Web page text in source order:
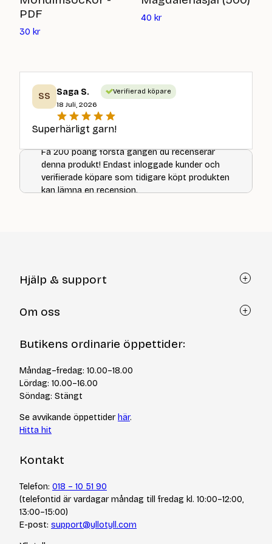
PDF
30 krDet
är:
30
kr
40 krDet
SS Saga S. Verifierad köpare
18 Juli, 2026
Superhärligt garn!
Få 200 poäng första gången du recenserar
denna produkt! Endast inloggade kunder och
verifierade köpare som tidigare köpt produkten
kan lämna en recension.
Hjälp & support
Återköp via formulär
Frågor och svar
Cookiepolicy
Integritetspolicy
Om oss
Om Yllotyll
Kurser & events
Tips & tekniker
Varumärken
Jobba hos oss
Butikens ordinarie öppettider:
Måndag–fredag: 10.00–18.00
Lördag: 10.00–16.00
Söndag: Stängt
Se avvikande öppettider här.
Hitta hit
Kontakt
Telefon: 018 – 10 51 90
(telefontid är vardagar måndag till fredag kl. 10:00–12:00,
13:00–15:00)
E-post: support@yllotyll.com